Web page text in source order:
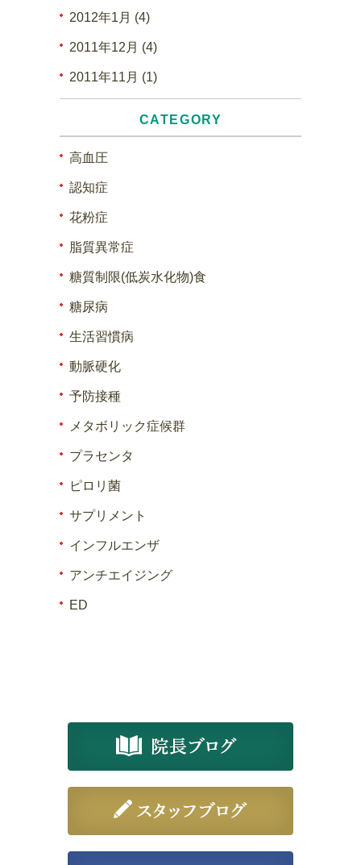
2012年1月 (4)
2011年12月 (4)
2011年11月 (1)
CATEGORY
高血圧
認知症
花粉症
脂質異常症
糖質制限(低炭水化物)食
糖尿病
生活習慣病
動脈硬化
予防接種
メタボリック症候群
プラセンタ
ピロリ菌
サプリメント
インフルエンザ
アンチエイジング
ED